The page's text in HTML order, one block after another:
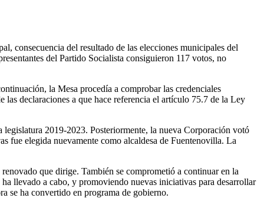
consecuencia del resultado de las elecciones municipales del
del Partido Socialista consiguieron 117 votos, no
la Mesa procedía a comprobar las credenciales
declaraciones a que hace referencia el artículo 75.7 de la Ley
2019-2023. Posteriormente, la nueva Corporación votó
fue elegida nuevamente como alcaldesa de Fuentenovilla. La
que dirige. También se comprometió a continuar en la
llevado a cabo, y promoviendo nuevas iniciativas para desarrollar
se ha convertido en programa de gobierno.